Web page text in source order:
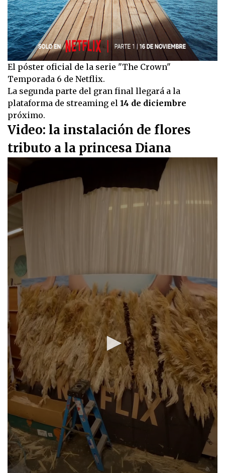
El póster oficial de la serie "The Crown"
Temporada 6 de Netflix.
La segunda parte del gran final llegará a la
plataforma de streaming el 14 de diciembre
próximo.
Video: la instalación de flores
tributo a la princesa Diana